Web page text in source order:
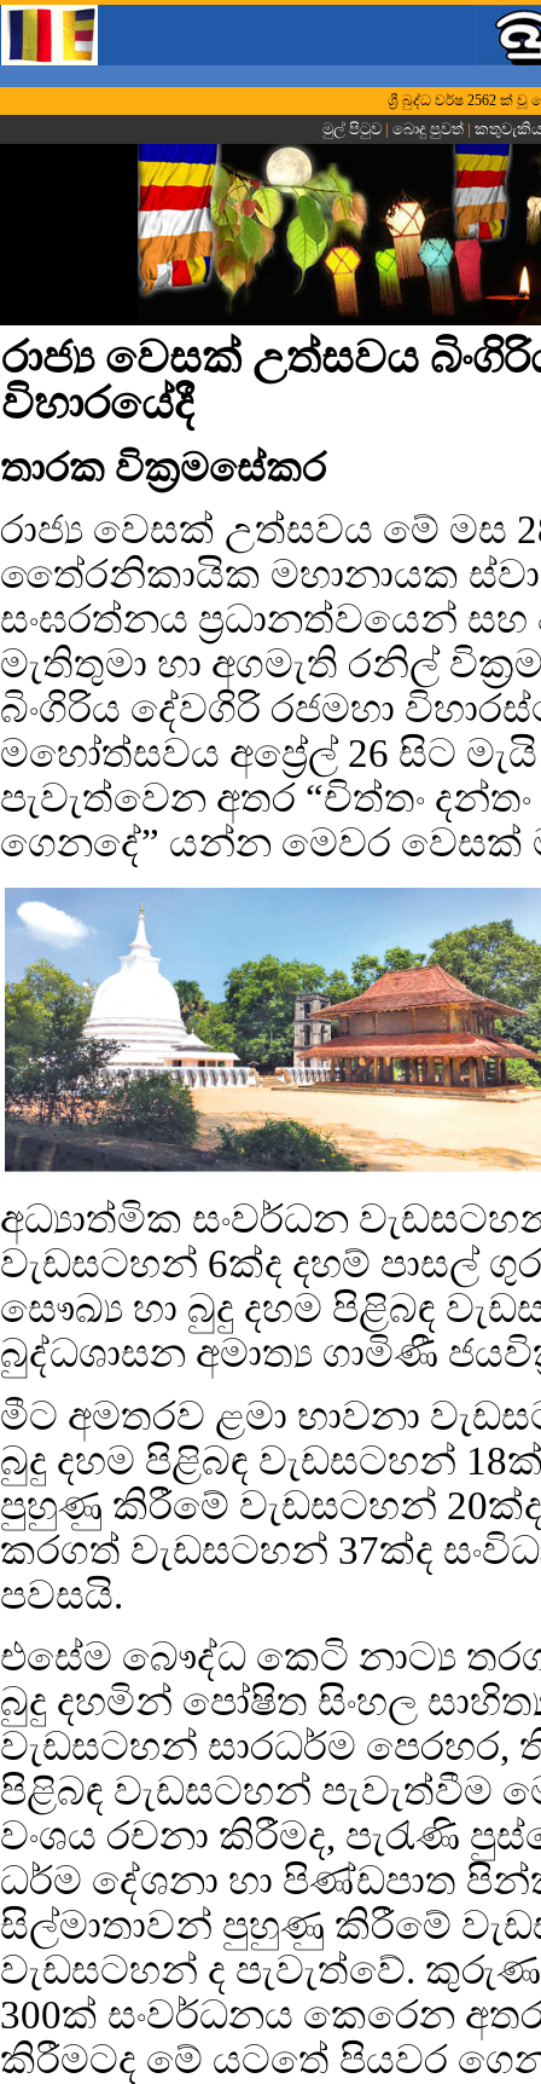
ශ්‍රී බුද්ධ වර්ෂ 2562 ක් වූ
මුල් පිටුව | බොදු පුවත්| කතුවැකිය
රාජ්‍ය වෙසක් උත්සවය
විහාරයේදී
තාරක වික්‍රමසේකර
රාජ්‍ය වෙසක් උත්සවය මේ මස
තෛ‍්‍රනිකායික මහානායක
සංඝරත්නය ප්‍රධානත්වයෙන්
මැතිතුමා හා අගමැති රනිල්
බිංගිරිය දේවගිරි රජමහා
මහෝත්සවය අප්‍රේල් 26 සිට
පැවැත්වෙන අතර “චිත්තං
ගෙනදේ” යන්න මෙවර වෙසක්
අධ්‍යාත්මික සංවර්ධන
වැඩසටහන් 6ක්ද දහම් පාසල්
සෞඛ්‍ය හා බුදු දහම පිළිබඳ
බුද්ධශාසන අමාත්‍ය ගාමිණී
මීට අමතරව ළමා භාවනා
බුදු දහම පිළිබඳ වැඩසටහන්
පුහුණු කිරීමේ වැඩසටහන්
කරගත් වැඩසටහන් 37ක්ද
පවසයි.
එසේම බෞද්ධ කෙටි නාට්‍ය
බුදු දහමින් පෝෂිත සිංහල
වැඩසටහන් සාරධර්ම පෙරහර,
පිළිබඳ වැඩසටහන් පැවැත්වීම
වංශය රචනා කිරීමද, පැරැණි
ධර්ම දේශනා හා පිණ්ඩපාත
සිල්මාතාවන් පුහුණු කිරීමේ
වැඩසටහන් ද පැවැත්වේ.
300ක් සංවර්ධනය කෙරෙන
කිරීමටද මේ යටතේ පියවර